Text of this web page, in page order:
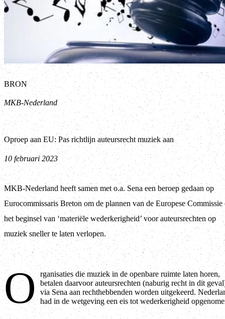
BRON
MKB-Nederland
Oproep aan EU: Pas richtlijn auteursrecht muziek aan
10 februari 2023
MKB-Nederland heeft samen met o.a. Sena een beroep gedaan op
Eurocommissaris Breton om de plannen van de Europese Commissie
het beginsel van ‘materiële wederkerigheid’ voor auteursrechten op
muziek sneller te laten verlopen.
O rganisaties die muziek in de openbare ruimte laten horen,
betalen daarvoor auteursrechten (naburig recht in dit
via Sena aan rechthebbenden worden uitgekeerd.
had in de wetgeving een eis tot wederkerigheid